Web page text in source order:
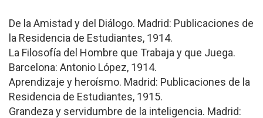
De la Amistad y del Diálogo. Madrid: Publicaciones de
la Residencia de Estudiantes, 1914.
La Filosofía del Hombre que Trabaja y que Juega.
Barcelona: Antonio López, 1914.
Aprendizaje y heroísmo. Madrid: Publicaciones de la
Residencia de Estudiantes, 1915.
Grandeza y servidumbre de la inteligencia. Madrid: